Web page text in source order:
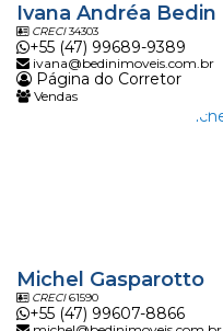
Ivana Andréa Bedin
CRECI34303
+55 (47) 99689-9389
ivana@bedinimoveis.com.br
Página do Corretor
Vendas
Michel Gasparotto
CRECI61590
+55 (47) 99607-8866